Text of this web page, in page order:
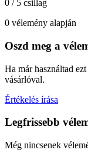
0 / 5 csillag
0 vélemény alapján
Oszd meg a
Ha már használtad
vásárlóval.
Értékelés írása
Legfrissebb
Még nincsenek